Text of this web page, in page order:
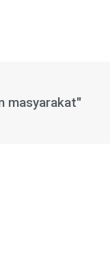
masyarakat"